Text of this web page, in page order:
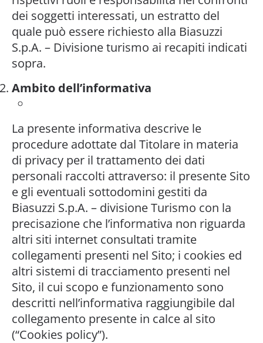
dei soggetti interessati, un estratto del
quale può essere richiesto alla Biasuzzi
S.p.A. – Divisione turismo ai recapiti indicati
sopra.
Ambito dell’informativa
La presente informativa descrive le
procedure adottate dal Titolare in materia
di privacy per il trattamento dei dati
personali raccolti attraverso: il presente Sito
e gli eventuali sottodomini gestiti da
Biasuzzi S.p.A. – divisione Turismo con la
precisazione che l’informativa non riguarda
altri siti internet consultati tramite
collegamenti presenti nel Sito; i cookies ed
altri sistemi di tracciamento presenti nel
Sito, il cui scopo e funzionamento sono
descritti nell’informativa raggiungibile dal
collegamento presente in calce al sito
(“Cookies policy”).